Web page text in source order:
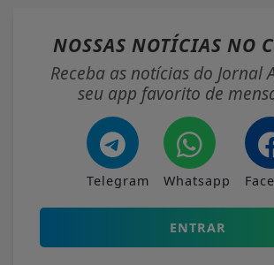
NOSSAS NOTÍCIAS NO
Receba as notícias do Jornal
seu app favorito de
Telegram Whatsapp
ENTRAR